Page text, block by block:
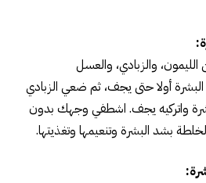
:
والزبادي، والعسل
أولا حتى يجف، ثم ضعي الزبادي
واتركيه يجف. اشطفي وجهك بدون
بشد البشرة وتنعيمها وتغذيتها.
: